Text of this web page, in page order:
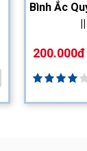
Bình Ắc
200.000đ